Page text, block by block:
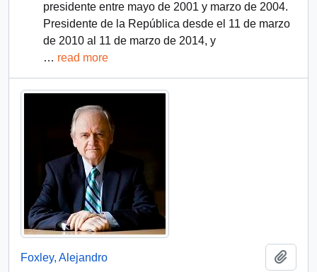
presidente entre mayo de 2001 y marzo de 2004.
Presidente de la República desde el 11 de marzo
de 2010 al 11 de marzo de 2014, y
… read more
Foxley, Alejandro